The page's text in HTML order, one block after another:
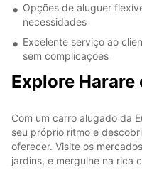
Opções de aluguer
necessidades
Excelente serviço ao
sem complicações
Explore
Com um carro alugado da
seu próprio ritmo e
oferecer. Visite os
jardins, e mergulhe na rica